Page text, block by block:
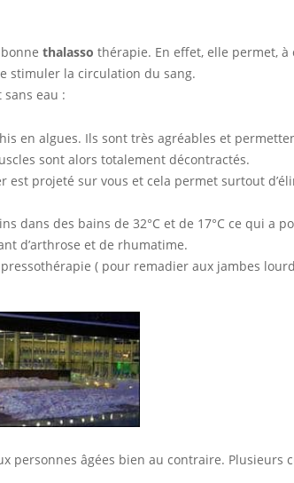
thalasso thérapie. En effet, elle permet, à
stimuler la circulation du sang.
sans eau :
en algues. Ils sont très agréables et
sont alors totalement décontractés.
est projeté sur vous et cela permet surtout
dans des bains de 32°C et de 17°C ce qui a
d’arthrose et de rhumatime.
( pour remadier aux jambes
personnes âgées bien au contraire. Plusieurs